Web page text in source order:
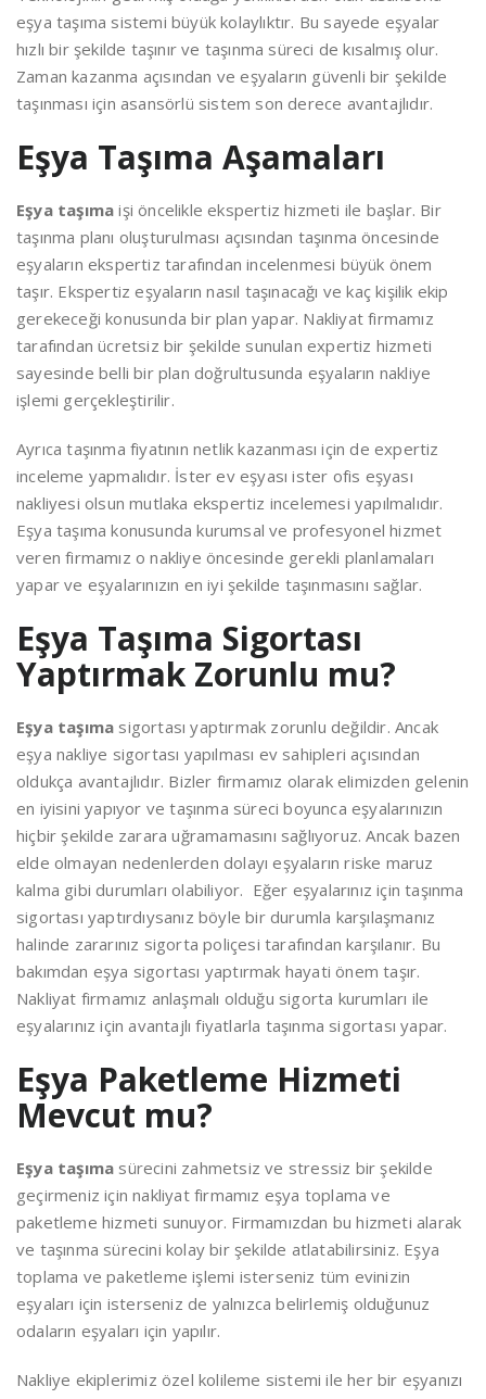
eşya taşıma sistemi büyük kolaylıktır. Bu sayede eşyalar
hızlı bir şekilde taşınır ve taşınma süreci de kısalmış olur.
Zaman kazanma açısından ve eşyaların güvenli bir şekilde
taşınması için asansörlü sistem son derece avantajlıdır.
Eşya Taşıma Aşamaları
Eşya taşımaişi öncelikle ekspertiz hizmeti ile başlar. Bir
taşınma planı oluşturulması açısından taşınma öncesinde
eşyaların ekspertiz tarafından incelenmesi büyük önem
taşır. Ekspertiz eşyaların nasıl taşınacağı ve kaç kişilik ekip
gerekeceği konusunda bir plan yapar. Nakliyat firmamız
tarafından ücretsiz bir şekilde sunulan expertiz hizmeti
sayesinde belli bir plan doğrultusunda eşyaların nakliye
işlemi gerçekleştirilir.
Ayrıca taşınma fiyatının netlik kazanması için de expertiz
inceleme yapmalıdır. İster ev eşyası ister ofis eşyası
nakliyesi olsun mutlaka ekspertiz incelemesi yapılmalıdır.
Eşya taşıma konusunda kurumsal ve profesyonel hizmet
veren firmamız o nakliye öncesinde gerekli planlamaları
yapar ve eşyalarınızın en iyi şekilde taşınmasını sağlar.
Eşya Taşıma Sigortası
Yaptırmak Zorunlu mu?
Eşya taşıma sigortası yaptırmak zorunlu değildir. Ancak
eşya nakliye sigortası yapılması ev sahipleri açısından
oldukça avantajlıdır. Bizler firmamız olarak elimizden gelenin
en iyisini yapıyor ve taşınma süreci boyunca eşyalarınızın
hiçbir şekilde zarara uğramamasını sağlıyoruz. Ancak bazen
elde olmayan nedenlerden dolayı eşyaların riske maruz
kalma gibi durumları olabiliyor. Eğer eşyalarınız için taşınma
sigortası yaptırdıysanız böyle bir durumla karşılaşmanız
halinde zararınız sigorta poliçesi tarafından karşılanır. Bu
bakımdan eşya sigortası yaptırmak hayati önem taşır.
Nakliyat firmamız anlaşmalı olduğu sigorta kurumları ile
eşyalarınız için avantajlı fiyatlarla taşınma sigortası yapar.
Eşya Paketleme Hizmeti
Mevcut mu?
Eşya taşıma sürecini zahmetsiz ve stressiz bir şekilde
geçirmeniz için nakliyat firmamız eşya toplama ve
paketleme hizmeti sunuyor. Firmamızdan bu hizmeti alarak
ve taşınma sürecini kolay bir şekilde atlatabilirsiniz. Eşya
toplama ve paketleme işlemi isterseniz tüm evinizin
eşyaları için isterseniz de yalnızca belirlemiş olduğunuz
odaların eşyaları için yapılır.
Nakliye ekiplerimiz özel kolileme sistemi ile her bir eşyanızı